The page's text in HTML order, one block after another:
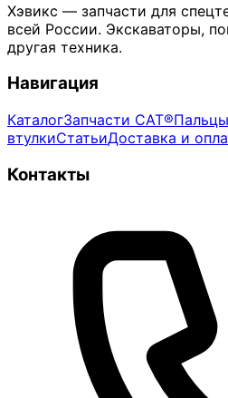
Хэвикс — запчасти для
всей России. Экскаваторы,
другая техника.
Навигация
КаталогЗапчасти CAT®
втулкиСтатьиДоставка и
Контакты